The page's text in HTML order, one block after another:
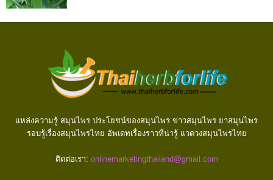
แหล่งความรู้ สมุนไพร ประโยชน์ของสมุนไพร ข่าวสมุนไพร ยาสมุนไพร
รอบรู้เรื่องสมุนไพรไทย อัพเดทเรื่องราวที่น่ารู้ แวดวงสมุนไพรไทย
ติดต่อเรา: onlinemarketingthailand@gmail.com